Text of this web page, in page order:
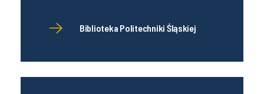
Biblioteka Politechniki Śląskiej